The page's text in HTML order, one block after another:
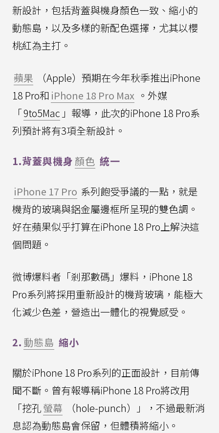
新設計，包括背蓋與機身顏色一致、縮小的
動態島，以及多樣的新配色選擇，尤其以櫻
桃紅為主打。
蘋果
（Apple）預期在今年秋季推出iPhone
18 Pro和 iPhone 18 Pro Max 。外媒
「9to5Mac 」報導，此次的iPhone 18 Pro系
列預計將有3項全新設計。
1.背蓋與機身 顏色 統一
iPhone 17 Pro 系列飽受爭議的一點，就是
機背的玻璃與鋁金屬邊框所呈現的雙色調。
好在蘋果似乎打算在iPhone 18 Pro上解決這
個問題。
微博爆料者「剎那數碼」爆料，iPhone 18
Pro系列將採用重新設計的機背玻璃，能極大
化減少色差，營造出一體化的視覺感受。
2. 動態島 縮小
關於iPhone 18 Pro系列的正面設計，目前傳
聞不斷。曾有報導稱iPhone 18 Pro將改用
「挖孔螢幕
（hole-punch）」，不過最新消
息認為動態島會保留，但體積將縮小。